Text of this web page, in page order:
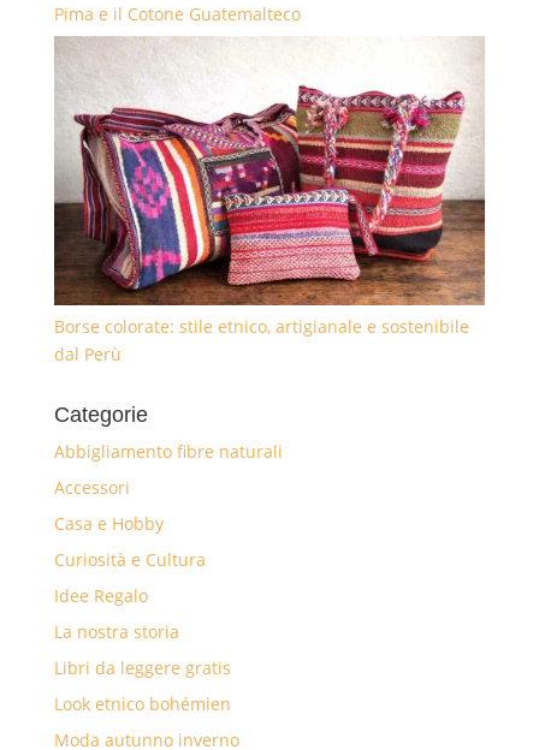
Pima e il Cotone Guatemalteco
Borse colorate: stile etnico, artigianale e sostenibile
dal Perù
Categorie
Abbigliamento fibre naturali
Accessori
Casa e Hobby
Curiosità e Cultura
Idee Regalo
La nostra storia
Libri da leggere gratis
Look etnico bohémien
Moda autunno inverno